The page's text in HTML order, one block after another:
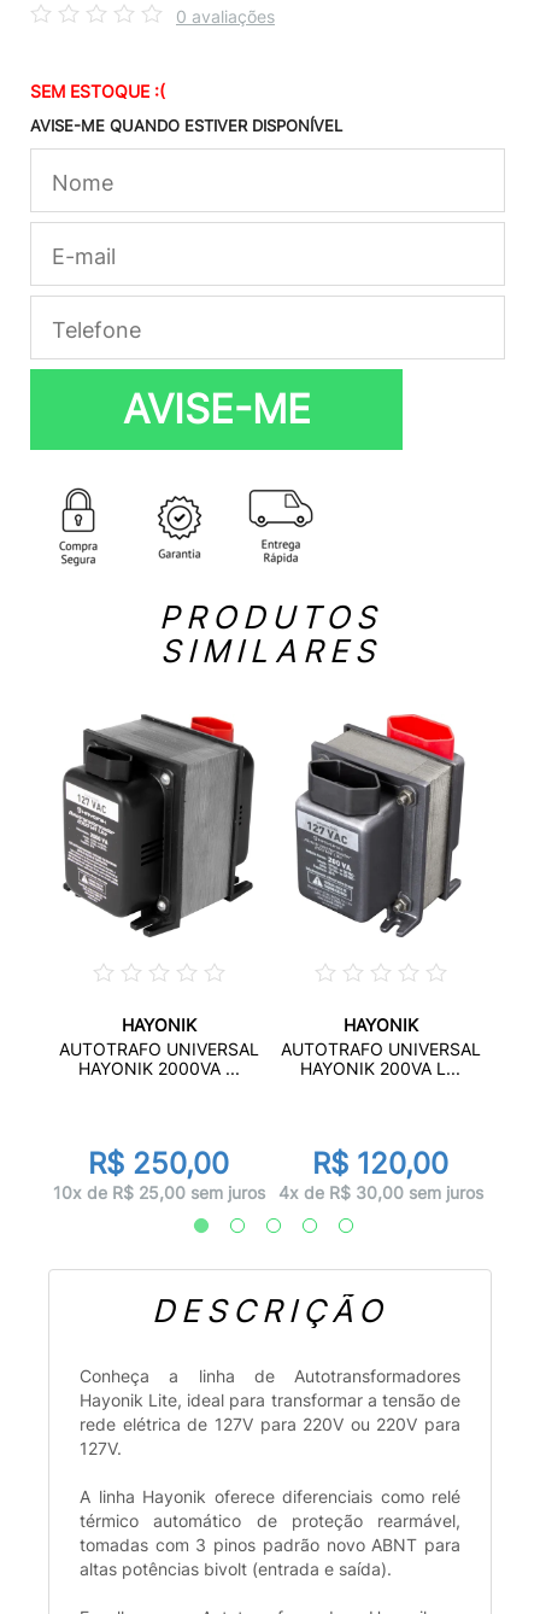
0 avaliações
SEM ESTOQUE :(
AVISE-ME QUANDO ESTIVER DISPONÍVEL
AVISE-ME
PRODUTOS
SIMILARES
HAYONIK
AUTOTRAFO UNIVERSAL
HAYONIK 2000VA ...
R$ 250,00
10x de R$ 25,00 sem juros
HAYONIK
AUTOTRAFO UNIVERSAL
HAYONIK 200VA L...
R$ 120,00
4x de R$ 30,00 sem juros
DESCRIÇÃO
Conheça a linha de Autotransformadores
Hayonik Lite, ideal para transformar a tensão de
rede elétrica de 127V para 220V ou 220V para
127V.
A linha Hayonik oferece diferenciais como relé
térmico automático de proteção rearmável,
tomadas com 3 pinos padrão novo ABNT para
altas potências bivolt (entrada e saída).